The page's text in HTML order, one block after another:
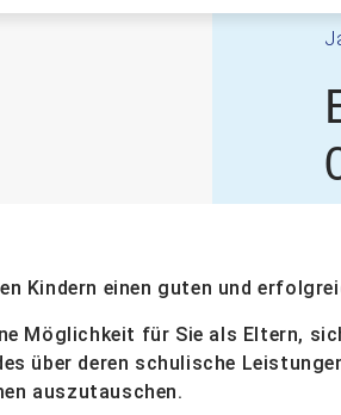
Kindern einen guten und
Möglichkeit für Sie als Eltern,
über deren schulische
auszutauschen.